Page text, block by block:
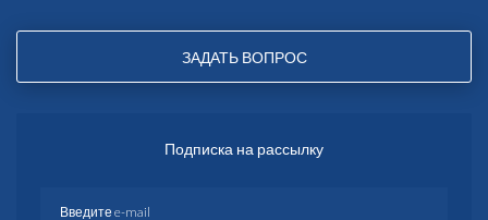
ЗАДАТЬ ВОПРОС
Подписка на рассылку